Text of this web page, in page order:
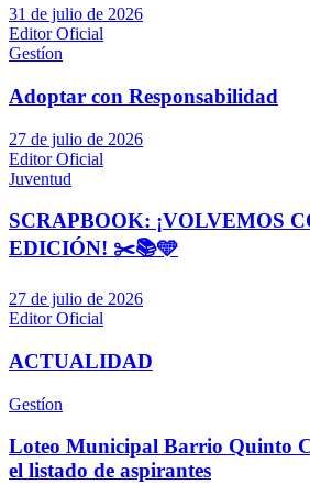
31 de julio de 2026
Editor Oficial
Gestíon
Adoptar con Responsabilidad
27 de julio de 2026
Editor Oficial
Juventud
SCRAPBOOK: ¡VOLVEMOS
EDICIÓN! ✂️📚🩵
27 de julio de 2026
Editor Oficial
ACTUALIDAD
Gestíon
Loteo Municipal Barrio Quinto
el listado de aspirantes